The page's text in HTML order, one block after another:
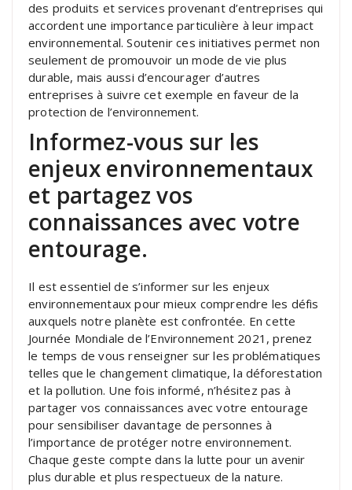
des produits et services provenant d’entreprises qui
accordent une importance particulière à leur impact
environnemental. Soutenir ces initiatives permet non
seulement de promouvoir un mode de vie plus
durable, mais aussi d’encourager d’autres
entreprises à suivre cet exemple en faveur de la
protection de l’environnement.
Informez-vous sur les
enjeux environnementaux
et partagez vos
connaissances avec votre
entourage.
Il est essentiel de s’informer sur les enjeux
environnementaux pour mieux comprendre les défis
auxquels notre planète est confrontée. En cette
Journée Mondiale de l’Environnement 2021, prenez
le temps de vous renseigner sur les problématiques
telles que le changement climatique, la déforestation
et la pollution. Une fois informé, n’hésitez pas à
partager vos connaissances avec votre entourage
pour sensibiliser davantage de personnes à
l’importance de protéger notre environnement.
Chaque geste compte dans la lutte pour un avenir
plus durable et plus respectueux de la nature.